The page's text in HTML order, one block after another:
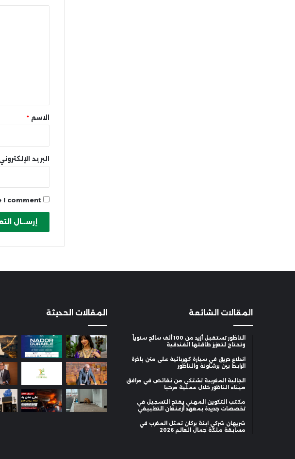
* الاسم *
البريد
I comment.
المقالات الشائعة
الناظور تستقبل أزيد من 100 ألف سائح سنوياً
وتحتاج لتعزيز طاقتها الفندقية
اندلاع حريق في سيارة كهربائية على متن باخرة
الرابط بين برشلونة والناظور
الجالية المغربية تشتكي من نقائص في مرافق
ميناء الناظور خلال عملية مرحبا
مكتب التكوين المهني يفتح التسجيل في
تخصصات جديدة بمعهد أزغنغان التطبيقي
شريهان شركي ابنة بركان تمثل المغرب في
مسابقة ملكة جمال العالم 2026
المقالات الحديثة